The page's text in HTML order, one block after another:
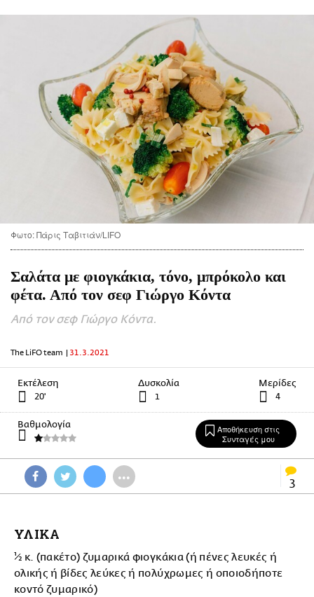
CITY GUIDE
Σαλάτα με φιογκάκια, τόνο, μπρόκολο και
φέτα. Από τον σεφ Γιώργο Κόντα
Από τον σεφ Γιώργο Κόντα.
The LiFO team 31.3.2021
Φωτο: Πάρις Ταβιτιάν/LIFO
Βαθμολογία
Αποθήκευση στις
Συνταγές μου
Εκτέλεση
20'
Δυσκολία
1
Μερίδες
4
ΥΛΙΚΑ
½ κ. (πακέτο) ζυμαρικά φιογκάκια (ή πένες λευκές ή
ολικής ή βίδες λεύκες ή πολύχρωμες ή οποιοδήποτε
κοντό ζυμαρικό)
•••
3